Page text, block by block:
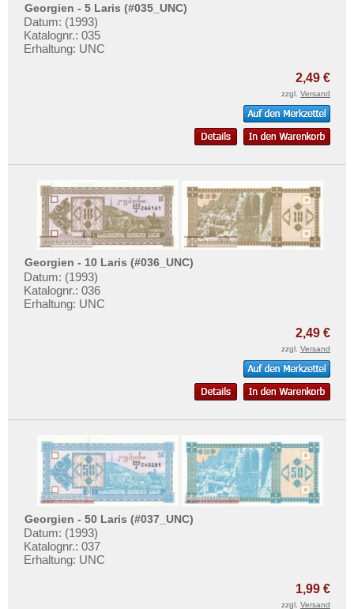
Georgien - 5 Laris (#035_UNC)
Datum: (1993)
Katalognr.: 035
Erhaltung: UNC
2,49 €
zzgl. Versand
Georgien - 10 Laris (#036_UNC)
Datum: (1993)
Katalognr.: 036
Erhaltung: UNC
2,49 €
zzgl. Versand
Georgien - 50 Laris (#037_UNC)
Datum: (1993)
Katalognr.: 037
Erhaltung: UNC
1,99 €
zzgl. Versand